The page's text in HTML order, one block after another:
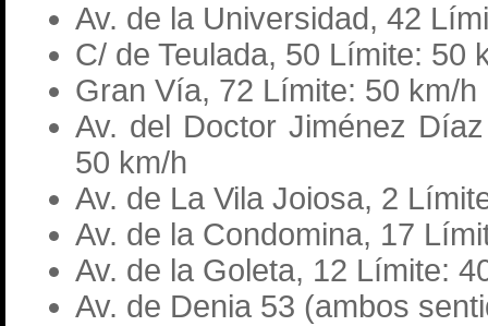
Av. de la Universidad, 42
C/ de Teulada, 50 Límite: 50
Gran Vía, 72 Límite: 50 km/h
Av. del Doctor Jiménez
50 km/h
Av. de La Vila Joiosa, 2
Av. de la Condomina, 17
Av. de la Goleta, 12 Límite:
Av. de Denia 53 (ambos